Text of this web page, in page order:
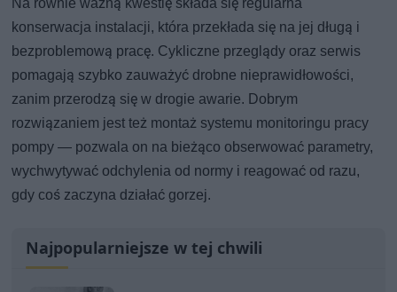
konserwacja instalacji, która przekłada się na jej długą i
bezproblemową pracę. Cykliczne przeglądy oraz serwis
pomagają szybko zauważyć drobne nieprawidłowości,
zanim przerodzą się w drogie awarie. Dobrym
rozwiązaniem jest też montaż systemu monitoringu pracy
pompy — pozwala on na bieżąco obserwować parametry,
wychwytywać odchylenia od normy i reagować od razu,
gdy coś zaczyna działać gorzej.
Najpopularniejsze w tej chwili